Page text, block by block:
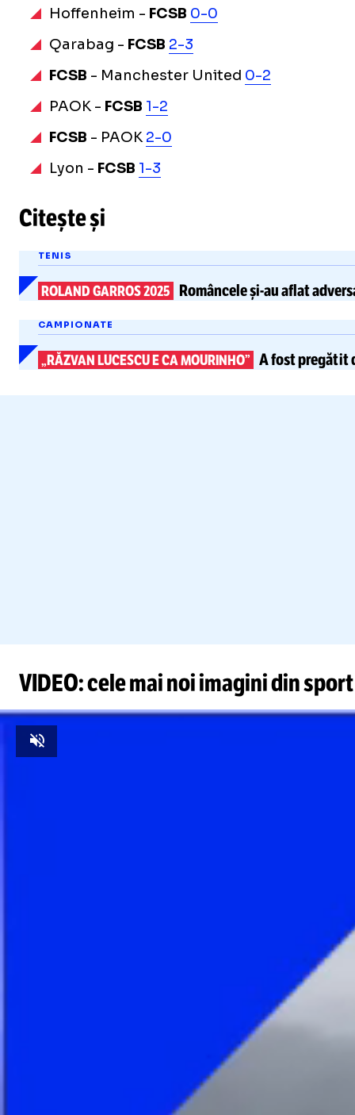
Hoffenheim - FCSB 0-0
Qarabag - FCSB 2-3
FCSB - Manchester United 0-2
PAOK - FCSB 1-2
FCSB - PAOK2-0
Lyon - FCSB 1-3
Citește și
TENIS
ROLAND GARROS 2025 Românceleși-auaflat
CAMPIONATE
„RĂZVAN LUCESCU E CA MOURINHO” A fost pregătit
VIDEO: cele mai noi imagini din sport
Unmute